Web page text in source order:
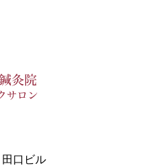
田口ビル